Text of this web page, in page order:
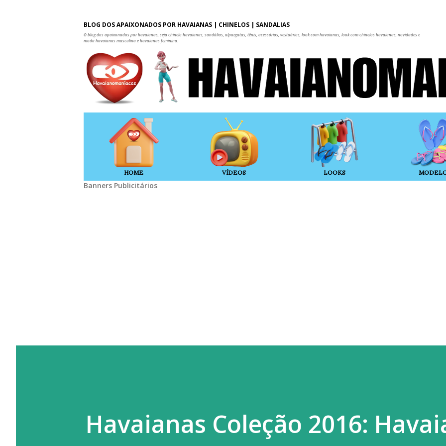
BLOG DOS APAIXONADOS POR HAVAIANAS | CHINELOS | SANDÁLIAS
O blog dos apaixonados por havaianas, seja chinelo havaianas, sandálias, alpargatas, tênis, acessórios, vestuários, look com havaianas, look com chinelos havaianas, novidades e
moda havaianas masculina e havaianas feminina.
HOME VÍDEOS LOOKS
Banners Publicitários
Havaianas Coleção 2016: